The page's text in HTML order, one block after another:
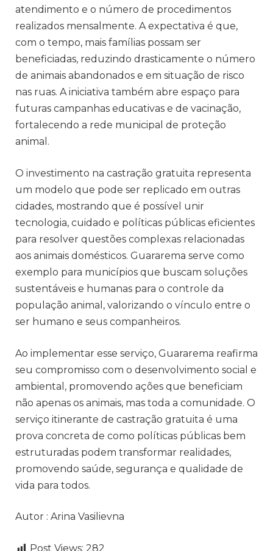
atendimento e o número de procedimentos
realizados mensalmente. A expectativa é que,
com o tempo, mais famílias possam ser
beneficiadas, reduzindo drasticamente o número
de animais abandonados e em situação de risco
nas ruas. A iniciativa também abre espaço para
futuras campanhas educativas e de vacinação,
fortalecendo a rede municipal de proteção
animal.
O investimento na castração gratuita representa
um modelo que pode ser replicado em outras
cidades, mostrando que é possível unir
tecnologia, cuidado e políticas públicas eficientes
para resolver questões complexas relacionadas
aos animais domésticos. Guararema serve como
exemplo para municípios que buscam soluções
sustentáveis e humanas para o controle da
população animal, valorizando o vínculo entre o
ser humano e seus companheiros.
Ao implementar esse serviço, Guararema reafirma
seu compromisso com o desenvolvimento social e
ambiental, promovendo ações que beneficiam
não apenas os animais, mas toda a comunidade. O
serviço itinerante de castração gratuita é uma
prova concreta de como políticas públicas bem
estruturadas podem transformar realidades,
promovendo saúde, segurança e qualidade de
vida para todos.
Autor : Arina Vasilievna
Post Views: 282